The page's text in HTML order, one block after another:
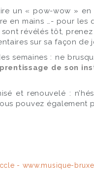
un « pow-wow »
en mains …- pour les
sont révélés tôt,
sur sa façon de
semaines : ne
de son
et renouvelé :
pouvez